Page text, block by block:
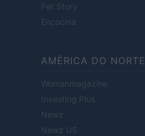
Pet Story
Encocina
AMÉRICA DO NORTE
Womanmagazine
Investing Plus
Newz
Newz US